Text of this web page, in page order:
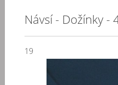
Návsí - Dožínky -
19